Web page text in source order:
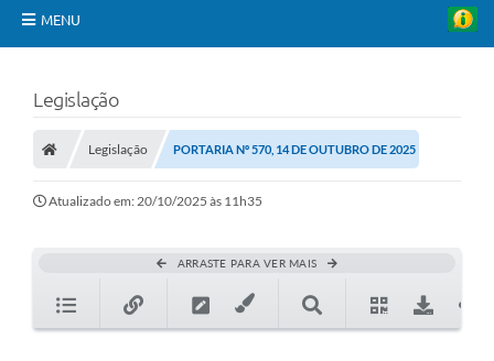
MENU
Secretarias
Transparência
Turismo
Coronavírus
Legislação
Legislação PORTARIA Nº 570, 14 DE OUTUBRO DE 2025
Atualizado em: 20/10/2025 às 11h35
ARRASTE PARA VER MAIS